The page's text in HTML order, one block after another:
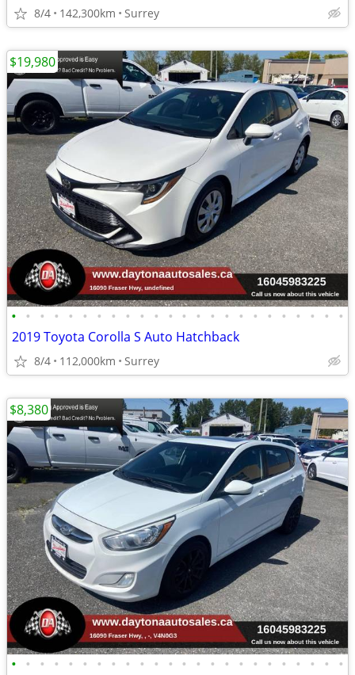
8/4 142,300km Surrey
• • • • • • • • • • • • • • • • • • • • • • • •
2019 Toyota Corolla S Auto Hatchback
8/4 112,000km Surrey
$19,980
• • • • • • • • • • • • • • • • • • • • • • • •
$8,380